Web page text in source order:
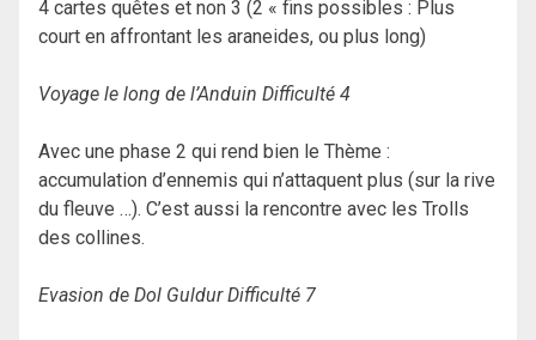
4 cartes quêtes et non 3 (2 « fins possibles : Plus
court en affrontant les araneides, ou plus long)
Voyage le long de l’Anduin Difficulté 4
Avec une phase 2 qui rend bien le Thème :
accumulation d’ennemis qui n’attaquent plus (sur la rive
du fleuve …). C’est aussi la rencontre avec les Trolls
des collines.
Evasion de Dol Guldur Difficulté 7